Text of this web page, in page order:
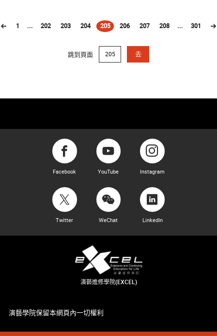
1 ... 202 203 204 205
(current)206 207 208 ... 301
跳到頁面 去
Facebook YouTube Instagram
Twitter WeChat LinkedIn
演藝進修學院(EXCEL)
演藝學院保留本網頁內一切權利